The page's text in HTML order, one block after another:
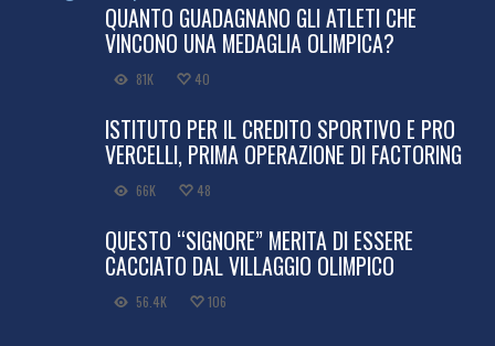
QUANTO GUADAGNANO GLI ATLETI CHE
VINCONO UNA MEDAGLIA OLIMPICA?
81K 40
ISTITUTO PER IL CREDITO SPORTIVO E PRO
VERCELLI, PRIMA OPERAZIONE DI FACTORING
66K 48
QUESTO “SIGNORE” MERITA DI ESSERE
CACCIATO DAL VILLAGGIO OLIMPICO
56.4K 106